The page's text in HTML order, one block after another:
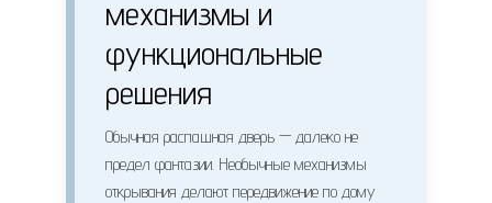
механизмы и
функциональные
решения
Обычная распашная дверь — далеко не
предел фантазии. Необычные механизмы
открывания делают передвижение по дому